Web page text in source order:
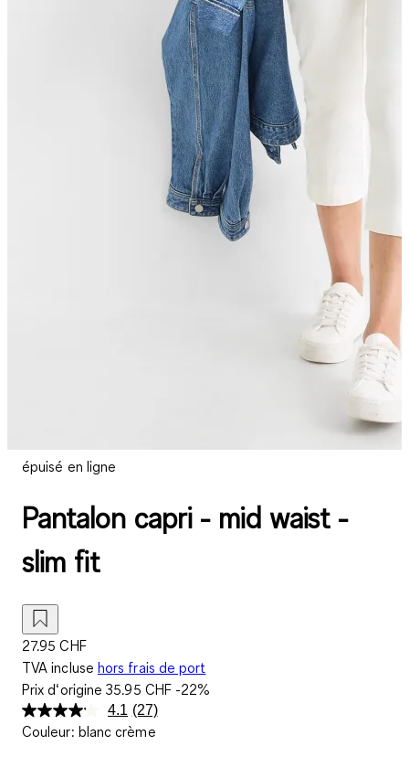
épuisé en ligne
Pantalon capri - mid waist -
slim fit
27.95 CHF
TVA incluse hors frais de port
Prix d‘origine35.95 CHF-22%
4.1 Lire
27
(27)
Couleur: blanc crème